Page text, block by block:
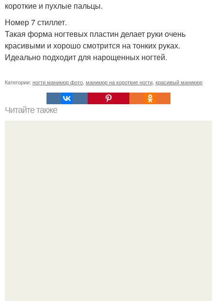
короткие и пухлые пальцы.
Номер 7 стиллет.
Такая форма ногтевых пластин делает руки очень
красивыми и хорошо смотрится на тонких руках.
Идеально подходит для нарощенных ногтей.
Категории: ногти маникюр фото маникюр на короткие ногти красивый маникюр
Читайте также